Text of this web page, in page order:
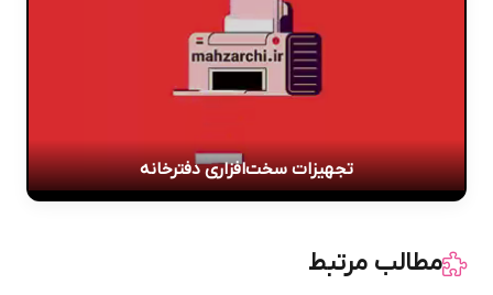
تجهیزات سخت‌افزاری دفترخانه
مطالب مرتبط